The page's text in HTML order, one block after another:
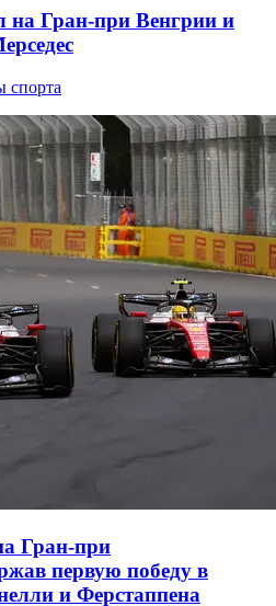
на Гран-при Венгрии и
спорта
Гран-при
первую победу в
и Ферстаппена